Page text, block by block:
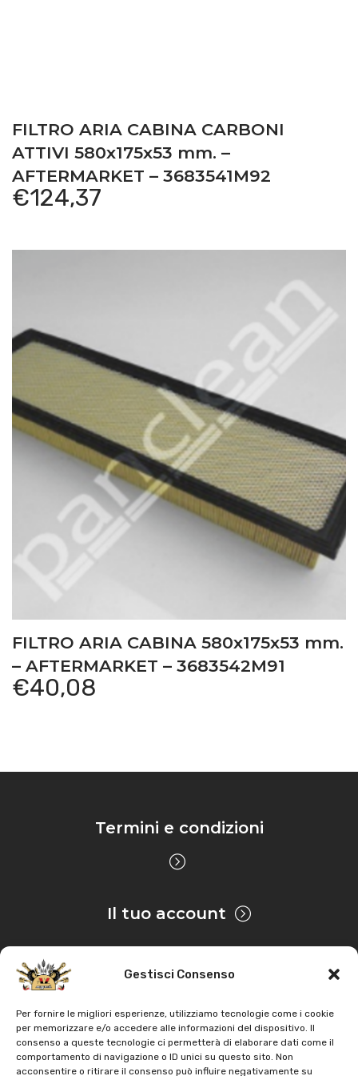
Gestisci Consenso
Per fornire le migliori esperienze, utilizziamo tecnologie come i cookie
per memorizzare e/o accedere alle informazioni del dispositivo. Il
consenso a queste tecnologie ci permetterà di elaborare dati come il
comportamento di navigazione o ID unici su questo sito. Non
acconsentire o ritirare il consenso può influire negativamente su
FILTRO ARIA CABINA CARBONI
ATTIVI 580x175x53 mm. –
AFTERMARKET – 3683541M92
€124,37
FILTRO ARIA CABINA 580x175x53 mm.
– AFTERMARKET – 3683542M91
€40,08
Termini e condizioni
Il tuo account
Privacy & Cookie
CopyrightAZ Agri. Tutti i diritti servati |Assistenza |